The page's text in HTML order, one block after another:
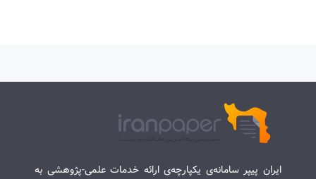
ایران پیپر سامانه‌ی یکپارچه‌ی ارائه خدمات علمی-پژوهشی به